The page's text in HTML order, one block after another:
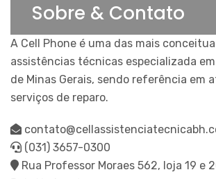
Sobre & Contato
A Cell Phone é uma das mais
assistências técnicas especializada
de Minas Gerais, sendo referência em
serviços de reparo.
(031) 3657-0300
Rua Professor Moraes 562, loja 19 e